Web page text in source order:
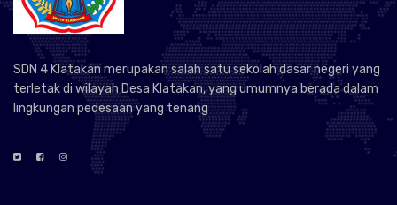
SDN 4 Klatakan merupakan salah satu sekolah dasar negeri yang
terletak di wilayah Desa Klatakan, yang umumnya berada dalam
lingkungan pedesaan yang tenang